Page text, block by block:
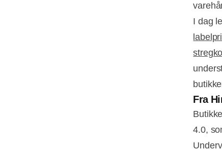
I dag
Fra
4.0,